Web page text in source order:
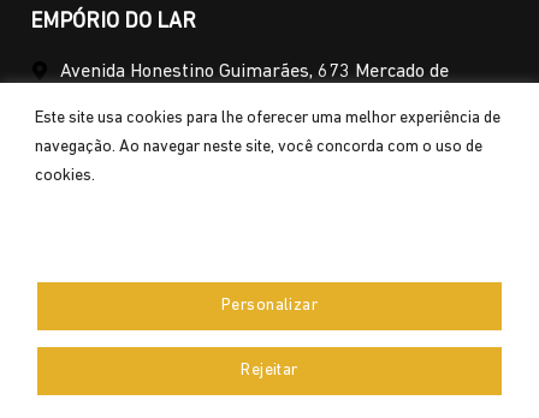
Este site usa cookies para lhe oferecer uma melhor experiência de
navegação. Ao navegar neste site, você concorda com o uso de
cookies.
Personalizar
Rejeitar
EMPÓRIO DO LAR
Avenida Honestino Guimarães, 673 Mercado de
www.exclusivautilidades.com.br